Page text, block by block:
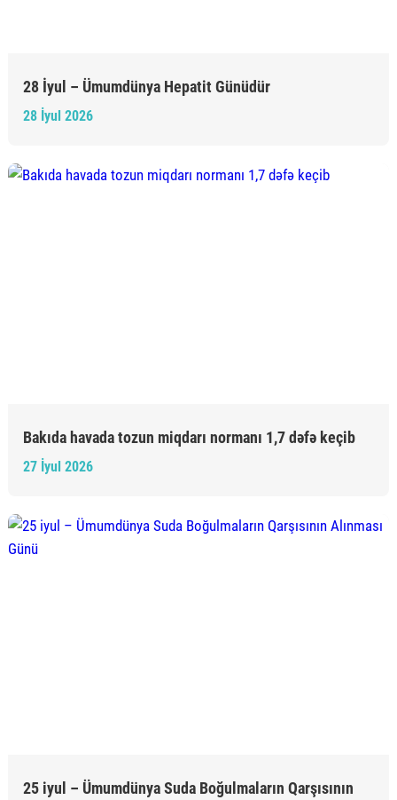
28 İyul – Ümumdünya Hepatit Günüdür
28 İyul 2026
Bakıda havada tozun miqdarı normanı 1,7 dəfə keçib
27 İyul 2026
25 iyul – Ümumdünya Suda Boğulmaların Qarşısının